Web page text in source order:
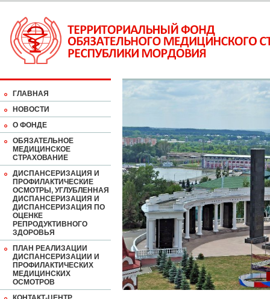
ГЛАВНАЯ
НОВОСТИ
О ФОНДЕ
ОБЯЗАТЕЛЬНОЕ
МЕДИЦИНСКОЕ
СТРАХОВАНИЕ
ДИСПАНСЕРИЗАЦИЯ И
ПРОФИЛАКТИЧЕСКИЕ
ОСМОТРЫ, УГЛУБЛЕННАЯ
ДИСПАНСЕРИЗАЦИЯ И
ДИСПАНСЕРИЗАЦИЯ ПО
ОЦЕНКЕ
РЕПРОДУКТИВНОГО
ЗДОРОВЬЯ
ПЛАН РЕАЛИЗАЦИИ
ДИСПАНСЕРИЗАЦИИ И
ПРОФИЛАКТИЧЕСКИХ
МЕДИЦИНСКИХ
ОСМОТРОВ